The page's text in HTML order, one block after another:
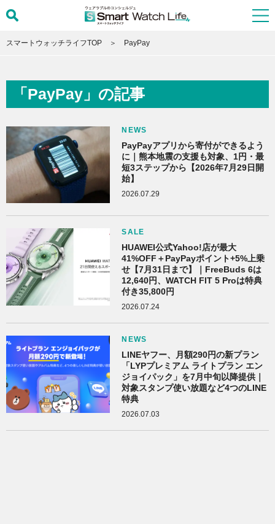
スマートウォッチライフTOP PayPay
「PayPay」の記事
NEWS
PayPayアプリから寄付ができるよう
に｜熊本地震の支援も対象、1円・最
短3ステップから【2026年7月29日開
始】
2026.07.29
SALE
HUAWEI公式Yahoo!店が最大
41%OFF＋PayPayポイント+5%上乗
せ【7月31日まで】｜FreeBuds 6は
12,640円、WATCH FIT 5 Proは特典
付き35,800円
2026.07.24
NEWS
LINEヤフー、月額290円の新プラン
「LYPプレミアム ライトプラン エン
ジョイパック」を7月中旬以降提供｜
対象スタンプ使い放題など4つのLINE
特典
2026.07.03